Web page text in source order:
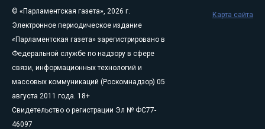
© «Парламентская газета», 2026 г.
Электронное периодическое издание
«Парламентская газета» зарегистрировано в
Федеральной службе по надзору в сфере
связи, информационных технологий и
массовых коммуникаций (Роскомнадзор) 05
августа 2011 года. 18+
Свидетельство о регистрации Эл № ФС77-
46097
Карта сайта